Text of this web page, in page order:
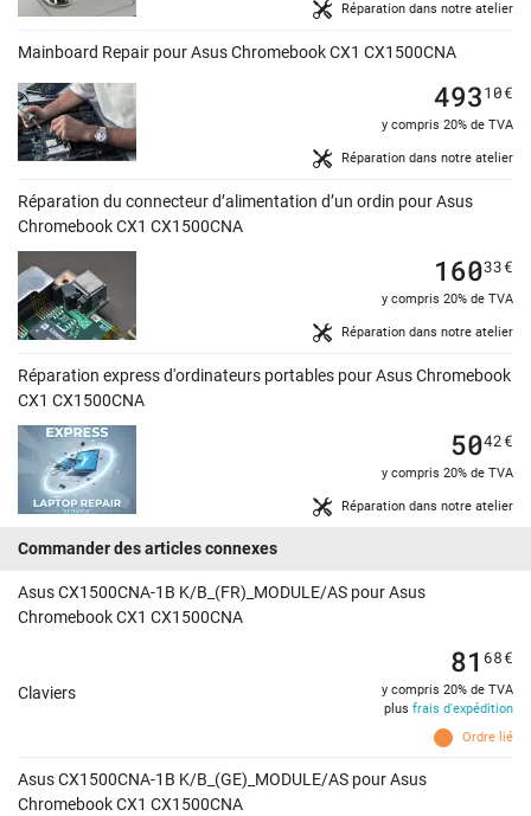
Réparation dans notre atelier
Mainboard Repair pour Asus Chromebook CX1 CX1500CNA
Réparation dans notre atelier
49310€
y compris 20% de TVA
Réparation du connecteur d’alimentation d’un ordin pour Asus
Chromebook CX1 CX1500CNA
Réparation dans notre atelier
16033€
y compris 20% de TVA
Réparation express d'ordinateurs portables pour Asus Chromebook
CX1 CX1500CNA
Réparation dans notre atelier
5042€
y compris 20% de TVA
Commander des articles connexes
Asus CX1500CNA-1B K/B_(FR)_MODULE/AS pour Asus
Chromebook CX1 CX1500CNA
Claviers
Ordre lié
81 68€
y compris 20% de TVA
plus frais d'expédition
Asus CX1500CNA-1B K/B_(GE)_MODULE/AS pour Asus
Chromebook CX1 CX1500CNA